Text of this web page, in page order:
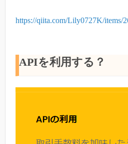
https://qiita.com/Lily0727K/items/
APIを利用する？